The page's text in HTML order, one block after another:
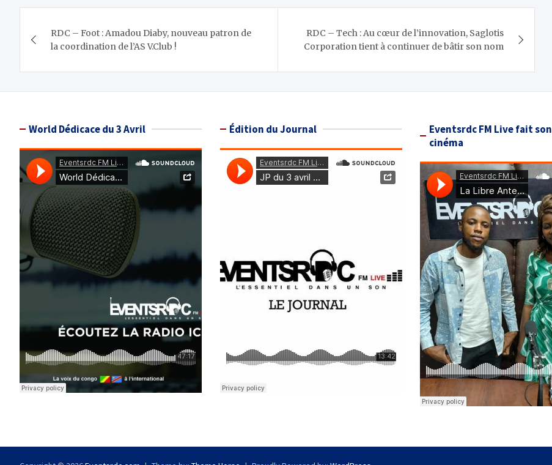
de
l’article
RDC – Foot : Amadou Diaby, nouveau patron de
la coordination de l’AS V.Club !
RDC – Tech : Au cœur de l’innovation, Saglotis
Corporation tient à continuer de bâtir son nom
World Dédicace du 3 Avril Édition du Journal
Eventsrdc FM Live fait son
cinéma